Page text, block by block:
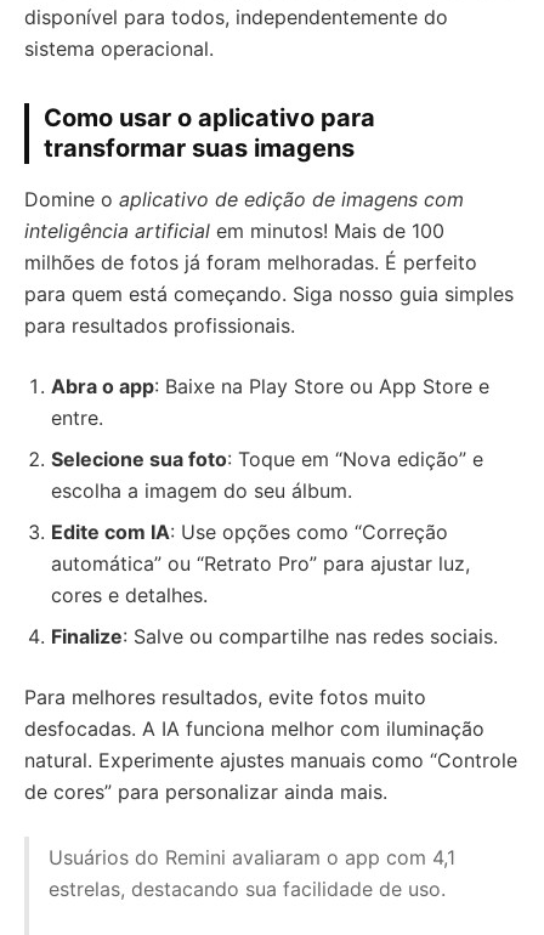
disponível para todos, independentemente do
sistema operacional.
Como usar o aplicativo para
transformar suas imagens
Domine o aplicativo de edição de imagens com
inteligência artificial em minutos! Mais de 100
milhões de fotos já foram melhoradas. É perfeito
para quem está começando. Siga nosso guia simples
para resultados profissionais.
Abra o app: Baixe na Play Store ou App Store e
entre.
Selecione sua foto: Toque em “Nova edição” e
escolha a imagem do seu álbum.
Edite com IA: Use opções como “Correção
automática” ou “Retrato Pro” para ajustar luz,
cores e detalhes.
Finalize: Salve ou compartilhe nas redes sociais.
Para melhores resultados, evite fotos muito
desfocadas. A IA funciona melhor com iluminação
natural. Experimente ajustes manuais como “Controle
de cores” para personalizar ainda mais.
Usuários do Remini avaliaram o app com 4,1
estrelas, destacando sua facilidade de uso.